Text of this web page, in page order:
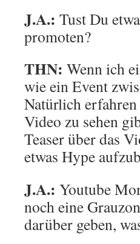
J.A.: Tust Du
promoten?
THN: Wenn ich
wie ein Event
Natürlich erfahren
Video zu sehen
Teaser über das
etwas Hype
J.A.: Youtube
noch eine
darüber geben,